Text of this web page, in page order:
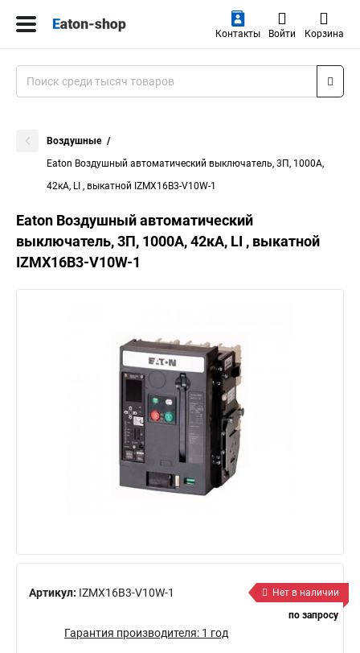
Контакты Войти Корзина
Воздушные
Eaton Воздушный автоматический выключатель, 3П, 1000А,
42кА, LI , выкатной IZMX16B3-V10W-1
Eaton Воздушный автоматический
выключатель, 3П, 1000А, 42кА, LI , выкатной
IZMX16B3-V10W-1
Артикул: IZMX16B3-V10W-1
Нет в наличии
по запросу
Гарантия производителя: 1 год